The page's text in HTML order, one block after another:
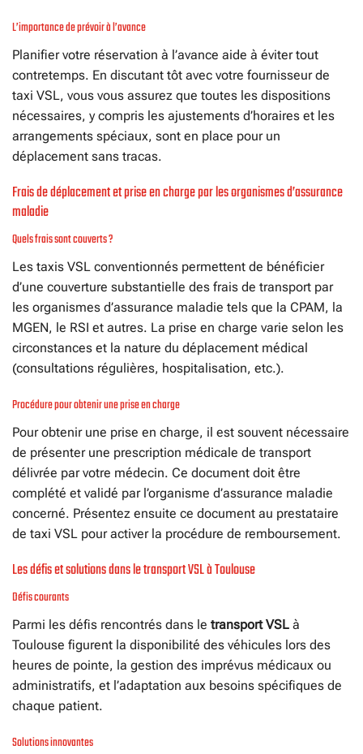
L’importance de prévoir à l’avance
Planifier votre réservation à l’avance aide à éviter tout
contretemps. En discutant tôt avec votre fournisseur de
taxi VSL, vous vous assurez que toutes les dispositions
nécessaires, y compris les ajustements d’horaires et les
arrangements spéciaux, sont en place pour un
déplacement sans tracas.
Frais de déplacement et prise en charge par les organismes d’assurance
maladie
Quels frais sont couverts ?
Les taxis VSL conventionnés permettent de bénéficier
d’une couverture substantielle des frais de transport par
les organismes d’assurance maladie tels que la CPAM, la
MGEN, le RSI et autres. La prise en charge varie selon les
circonstances et la nature du déplacement médical
(consultations régulières, hospitalisation, etc.).
Procédure pour obtenir une prise en charge
Pour obtenir une prise en charge, il est souvent nécessaire
de présenter une prescription médicale de transport
délivrée par votre médecin. Ce document doit être
complété et validé par l’organisme d’assurance maladie
concerné. Présentez ensuite ce document au prestataire
de taxi VSL pour activer la procédure de remboursement.
Les défis et solutions dans le transport VSL à Toulouse
Défis courants
Parmi les défis rencontrés dans le transport VSL à
Toulouse figurent la disponibilité des véhicules lors des
heures de pointe, la gestion des imprévus médicaux ou
administratifs, et l’adaptation aux besoins spécifiques de
chaque patient.
Solutions innovantes